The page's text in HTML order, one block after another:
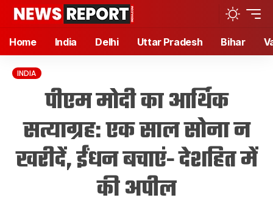
Home India Delhi Uttar Pradesh Bihar
INDIA
पीएम मोदी का आर्थिक
सत्याग्रह: एक साल सोना न
खरीदें, ईंधन बचाएं- देशहित में
की अपील